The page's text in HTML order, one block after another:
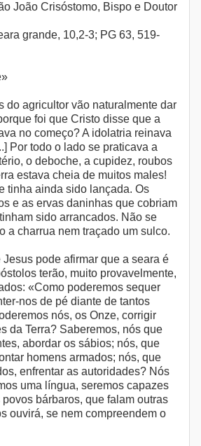
João Crisóstomo, Bispo e Doutor
grande, 10,2-3; PG 63, 519-
do agricultor vão naturalmente dar
foi que Cristo disse que a
no começo? A idolatria reinava
Por todo o lado se praticava a
o deboche, a cupidez, roubos
estava cheia de muitos males!
tinha ainda sido lançada. Os
e as ervas daninhas que cobriam
sido arrancados. Não se
a charrua nem traçado um sulco.
Jesus pode afirmar que a seara é
terão, muito provavelmente,
«Como poderemos sequer
nos de pé diante de tantos
nós, os Onze, corrigir
da Terra? Saberemos, nós que
abordar os sábios; nós, que
homens armados; nós, que
enfrentar as autoridades? Nós
uma língua, seremos capazes
bárbaros, que falam outras
ouvirá, se nem compreendem o